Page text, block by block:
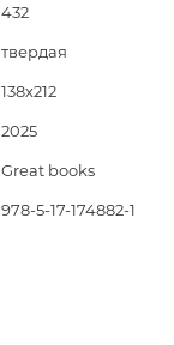
432
твердая
138х212
2025
Great books
978-5-17-174882-1